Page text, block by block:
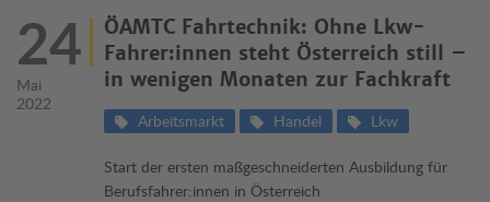
24
Mai
2022
ÖAMTC Fahrtechnik: Ohne Lkw-
Fahrer:innen steht Österreich still –
in wenigen Monaten zur Fachkraft
Arbeitsmarkt Handel Lkw
Start der ersten maßgeschneiderten Ausbildung für
Berufsfahrer:innen in Österreich